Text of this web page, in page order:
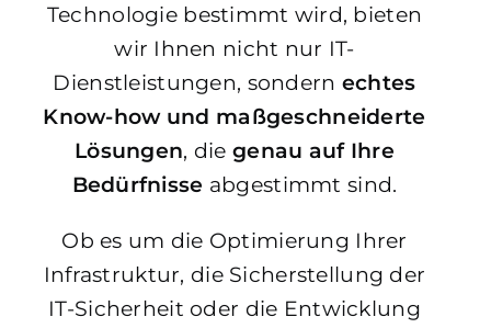
Technologie bestimmt wird, bieten
wir Ihnen nicht nur IT-
Dienstleistungen, sondern echtes
Know-how und maßgeschneiderte
Lösungen, die genau auf Ihre
Bedürfnisse abgestimmt sind.
Ob es um die Optimierung Ihrer
Infrastruktur, die Sicherstellung der
IT-Sicherheit oder die Entwicklung